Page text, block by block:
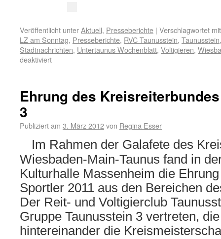
Veröffentlicht unterAktuell, Presseberichte | Verschlagwortet mit
LZ am Sonntag, Presseberichte, RVC Taunusstein, Taunusstein
Stadtnachrichten, Untertaunus Wochenblatt, Voltigieren,
deaktiviert
Ehrung des
3
Publiziert am 3. März 2012von Regina Esser
Im Rahmen der Galafete des
Wiesbaden-Main-Taunus fand in
Kulturhalle Massenheim die
Sportler 2011 aus den Bereichen
Der Reit- und Voltigierclub
Gruppe Taunusstein 3 vertreten,
hintereinander die